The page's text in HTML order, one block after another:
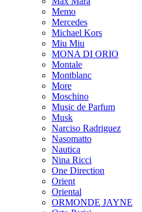
Memo
Mercedes
Michael Kors
Miu Miu
MONA DI ORIO
Montale
Montblanc
More
Moschino
Music de Parfum
Musk
Narciso Radriguez
Nasomatto
Nautica
Nina Ricci
One Direction
Orient
Oriental
ORMONDE JAYNE